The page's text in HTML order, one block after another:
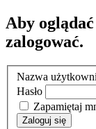
Aby
zalogować.
Nazwa
Hasło
Zapamiętaj